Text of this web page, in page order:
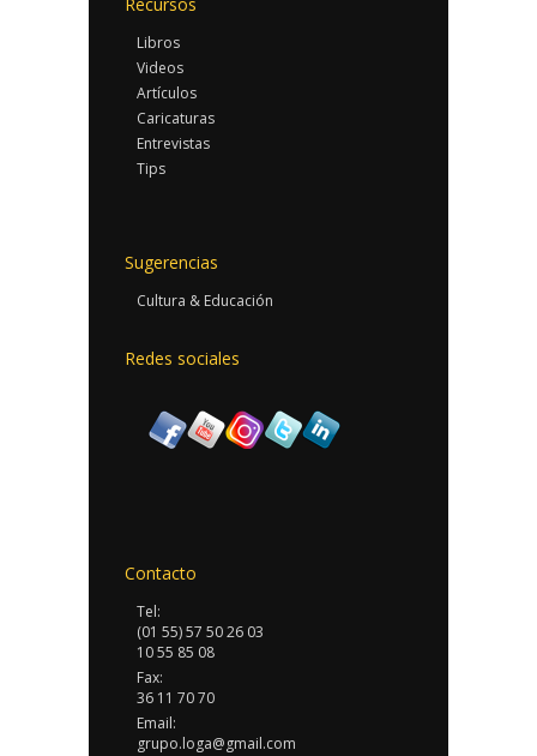
Libros
Videos
Artículos
Caricaturas
Entrevistas
Tips
Sugerencias
Cultura & Educación
Redes sociales
Contacto
Tel:
(01 55) 57 50 26 03
10 55 85 08
Fax:
36 11 70 70
Email:
grupo.loga@gmail.com